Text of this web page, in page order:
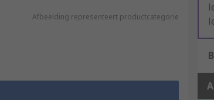
Afbeelding representeert productcategorie